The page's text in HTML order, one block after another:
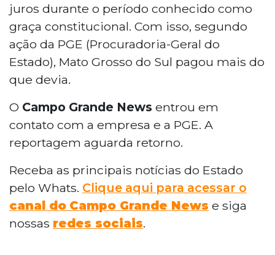
juros durante o período conhecido como
graça constitucional. Com isso, segundo
ação da PGE (Procuradoria-Geral do
Estado), Mato Grosso do Sul pagou mais do
que devia.
O Campo Grande News entrou em
contato com a empresa e a PGE. A
reportagem aguarda retorno.
Receba as principais notícias do Estado
pelo Whats. Clique aqui para acessar o
canal do Campo Grande News e siga
nossas redes sociais.